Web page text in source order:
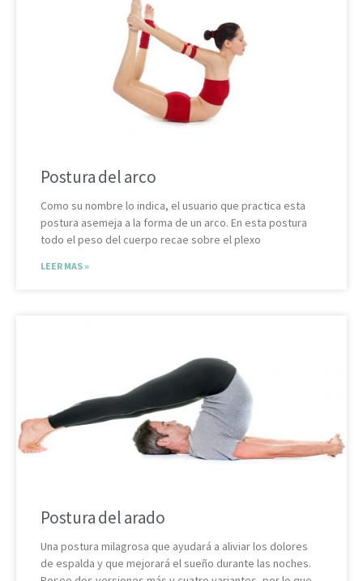
Postura del arco
Como su nombre lo indica, el usuario que practica esta
postura asemeja a la forma de un arco. En esta postura
todo el peso del cuerpo recae sobre el plexo
LEER MAS »
Postura del arado
Una postura milagrosa que ayudará a aliviar los dolores
de espalda y que mejorará el sueño durante las noches.